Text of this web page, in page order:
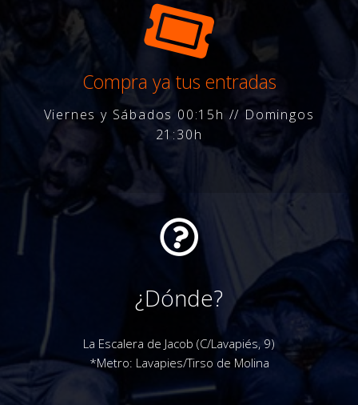
Compra ya tus entradas
Viernes y Sábados 00:15h // Domingos
21:30h
¿Dónde?
La Escalera de Jacob (C/Lavapiés, 9)
*Metro: Lavapies/Tirso de Molina